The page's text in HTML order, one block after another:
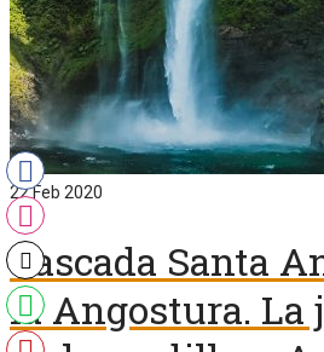
22Feb 2020
Cascada Santa
la Angostura. La